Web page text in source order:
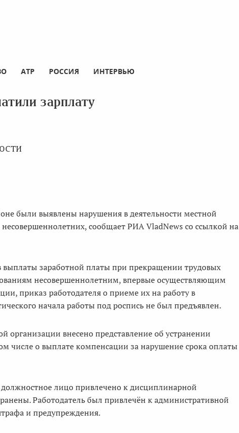
АТР РОССИЯ ИНТЕРВЬЮ
зарплату
были выявлены нарушения в деятельности местной
сообщает РИА VladNews со ссылкой на
заработной платы при прекращении трудовых
несовершеннолетним, впервые осуществляющим
приказ работодателя о приеме их на работу в
начала работы под роспись не был предъявлен.
организации внесено представление об устранении
числе о выплате компенсации за нарушение срока оплаты
лицо привлечено к дисциплинарной
Работодатель был привлечён к административной
и предупреждения.